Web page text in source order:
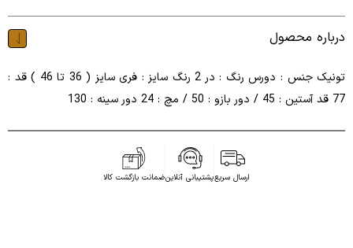
درباره محصول
تونیک جنس : دورس رنگ : در 2 رنگ سایز : فری سایز ( 36 تا 46 ) قد :
77 قد آستین : 45 / دور بازو : 50 / مچ : 24 دور سینه : 130
ارسال سریعپشتیبانی آنلاینضمانت بازگشت کالا